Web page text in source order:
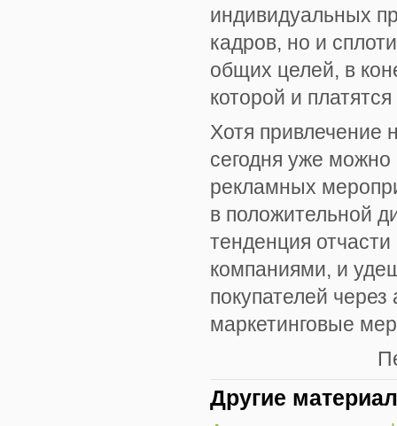
индивидуальных
кадров, но и
общих целей, в
которой и
Хотя привлечение
сегодня уже
рекламных
в положительной
тенденция
компаниями, и
покупателей
маркетинговые
Другие